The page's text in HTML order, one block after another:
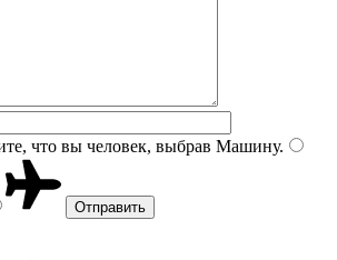
что вы человек, выбрав Машину.